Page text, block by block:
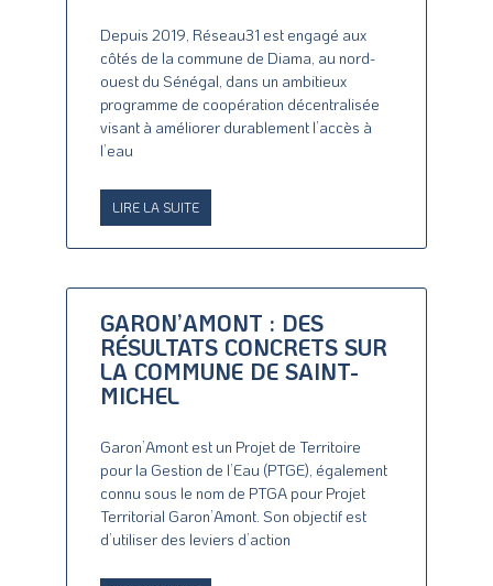
Depuis 2019, Réseau31 est engagé aux
côtés de la commune de Diama, au nord-
ouest du Sénégal, dans un ambitieux
programme de coopération décentralisée
visant à améliorer durablement l’accès à
l’eau
LIRE LA SUITE
GARON’AMONT : DES
RÉSULTATS CONCRETS SUR
LA COMMUNE DE SAINT-
MICHEL
Garon’Amont est un Projet de Territoire
pour la Gestion de l’Eau (PTGE), également
connu sous le nom de PTGA pour Projet
Territorial Garon’Amont. Son objectif est
d’utiliser des leviers d’action